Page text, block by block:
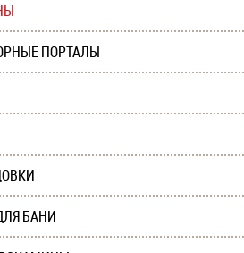
ПОРТАЛЫ
БАНИ